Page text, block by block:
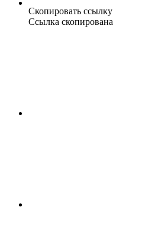
Скопировать ссылку
Ссылка скопирована